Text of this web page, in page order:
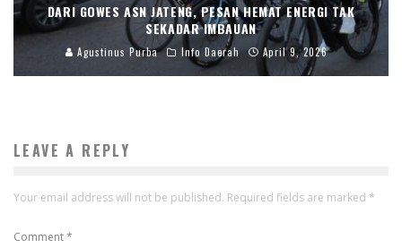
DARI GOWES ASN JATENG, PESAN HEMAT ENERGI TAK
SEKADAR IMBAUAN
Agustinus Purba Info Daerah April 9, 2026
LEAVE A REPLY
Your email address will not be published. Required fields are marked *
Comment*